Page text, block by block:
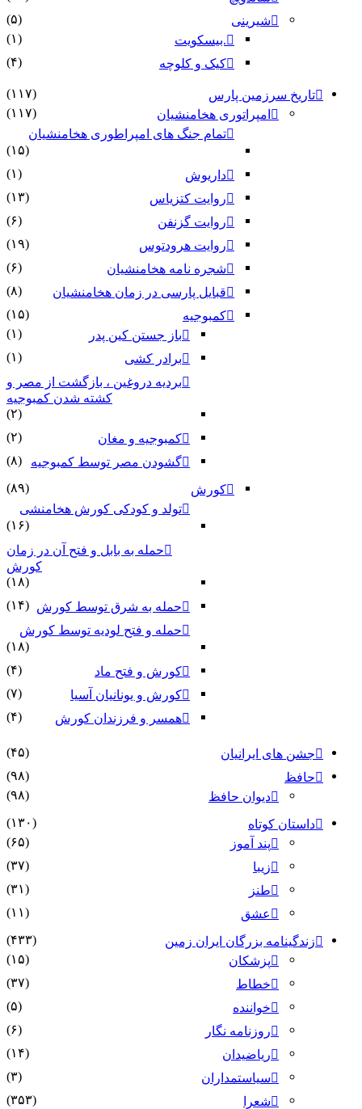
شیرینی
(۵)
.بیسکویت
(۱)
کیک و کلوچه
(۴)
تاریخ سرزمین پارس
(۱۱۷)
امپراتوری هخامنشیان
(۱۱۷)
تمام جنگ های امپراطوری هخامنشیان
(۱۵)
داریوش
(۱)
روایت کتزیاس
(۱۳)
روایت گزنفن
(۶)
روایت هرودتوس
(۱۹)
شجره نامه هخامنشیان
(۶)
قبایل پارسی در زمان هخامنشیان
(۸)
کمبوجیه
(۱۵)
باز جستن کین پدر
(۱)
برادر کشی
(۱)
بردیه دروغین ، بازگشت از مصر و
کشته شدن کمبوجیه
(۲)
کمبوجیه و مغان
(۲)
گشودن مصر توسط کمبوجیه
(۸)
کورش
(۸۹)
تولد و کودکی کورش هخامنشی
(۱۶)
حمله به بابل و فتح آن در زمان
کورش
(۱۸)
حمله به شرق توسط کورش (۱۴)
حمله و فتح لودیه توسط کورش
(۱۸)
کورش و فتح ماد
(۴)
کورش و یونانیان آسیا
(۷)
همسر و فرزندان کورش
(۴)
جشن های ایرانیان
(۴۵)
حافظ
(۹۸)
دیوان حافظ
(۹۸)
داستان کوتاه
(۱۳۰)
پند آموز
(۶۵)
زیبا
(۳۷)
طنز
(۳۱)
عشق
(۱۱)
زندگینامه بزرگان ایران زمین
(۴۳۳)
پزشکان
(۱۵)
خطاط
(۳۷)
خواننده
(۵)
روزنامه نگار
(۶)
ریاضیدان
(۱۴)
سیاستمداران
(۳)
شعرا
(۳۵۳)